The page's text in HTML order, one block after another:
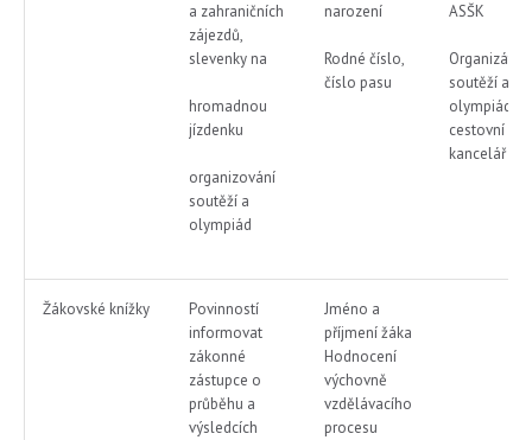
a zahraničních
zájezdů,
slevenky na
hromadnou
jízdenku
organizování
soutěží a
olympiád
narození
Rodné číslo,
číslo pasu
ASŠK
Organizátor
soutěží a
olympiád ,
cestovní
kancelář
Žákovské knížky
Povinností
informovat
zákonné
zástupce o
průběhu a
výsledcích
Jméno a
příjmení žáka
Hodnocení
výchovně
vzdělávacího
procesu